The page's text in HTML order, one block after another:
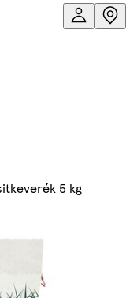
5 kg